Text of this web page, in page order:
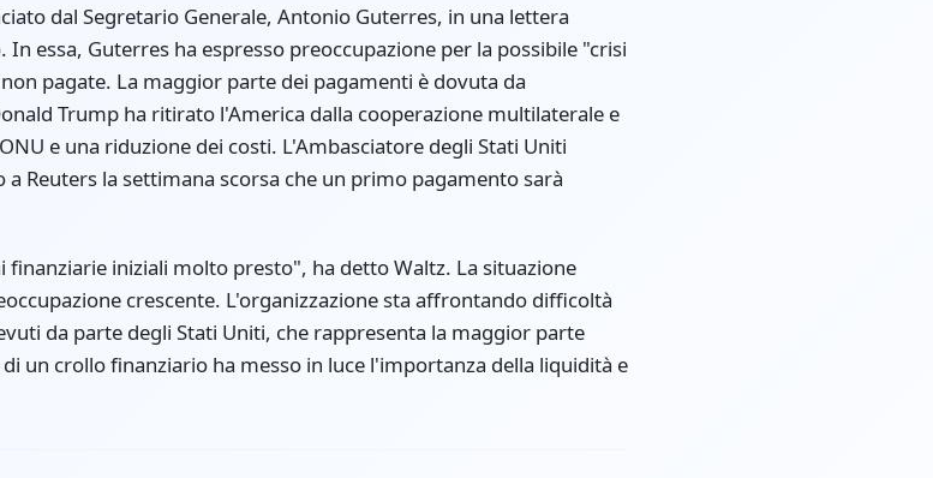
dal Segretario Generale, Antonio Guterres, in una lettera
essa, Guterres ha espresso preoccupazione per la possibile "crisi
pagate. La maggior parte dei pagamenti è dovuta da
Trump ha ritirato l'America dalla cooperazione multilaterale e
e una riduzione dei costi. L'Ambasciatore degli Stati Uniti
Reuters la settimana scorsa che un primo pagamento sarà
iniziali molto presto", ha detto Waltz. La situazione
crescente. L'organizzazione sta affrontando difficoltà
da parte degli Stati Uniti, che rappresenta la maggior parte
un crollo finanziario ha messo in luce l'importanza della liquidità e